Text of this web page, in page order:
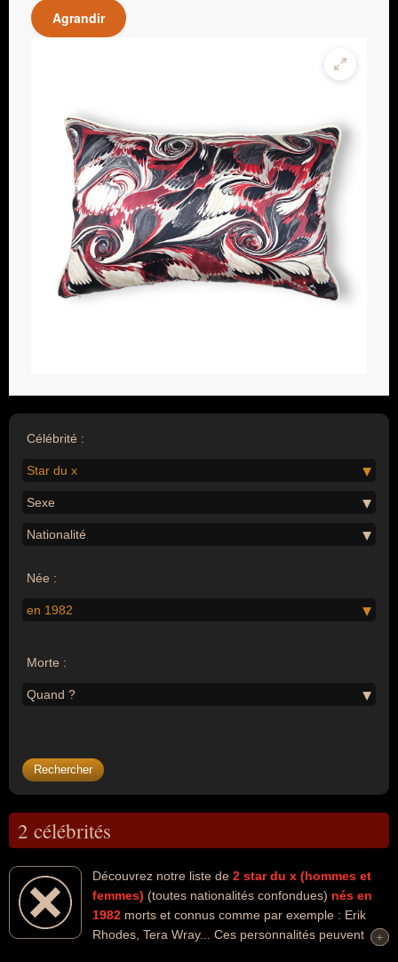
Agrandir
Célébrité :
Star du x
Sexe
Nationalité
Née :
en 1982
Morte :
Quand ?
2 célébrités
Découvrez notre liste de 2 star du x (hommes et
femmes) (toutes nationalités confondues) nés en
1982 morts et connus comme par exemple : Erik
Rhodes, Tera Wray... Ces personnalités peuvent
+
+